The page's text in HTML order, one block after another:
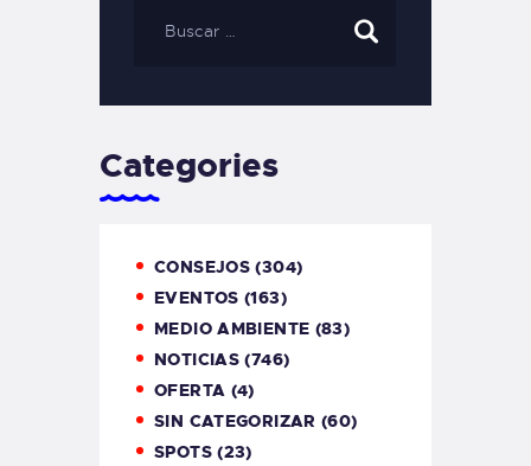
Categories
CONSEJOS (304)
EVENTOS (163)
MEDIO AMBIENTE (83)
NOTICIAS (746)
OFERTA (4)
SIN CATEGORIZAR (60)
SPOTS(23)